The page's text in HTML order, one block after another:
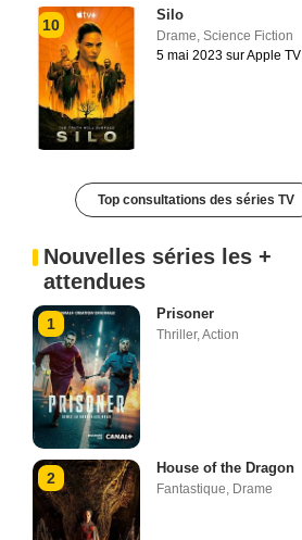
10
Silo
Drame, Science Fiction
5 mai 2023 sur Apple TV
Top consultations des séries TV
Nouvelles séries les +
attendues
1
Prisoner
Thriller,Action
2
House of the Dragon
Fantastique, Drame